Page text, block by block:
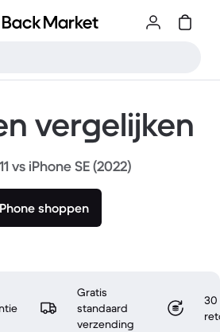
vergelijken
vs iPhone SE (2022)
shoppen
Gratis
standaard
verzending
30